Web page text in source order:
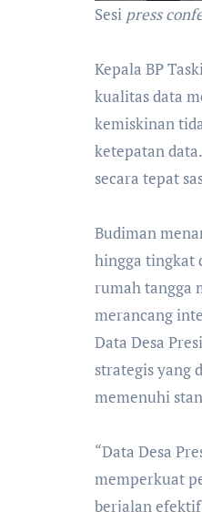
Sesi press
‎Kepala BP
kualitas data
kemiskinan
ketepatan
secara tepat
‎Budiman
hingga tingkat
rumah tangga
merancang
Data Desa
strategis yang
memenuhi
‎“Data Desa
memperkuat
berjalan